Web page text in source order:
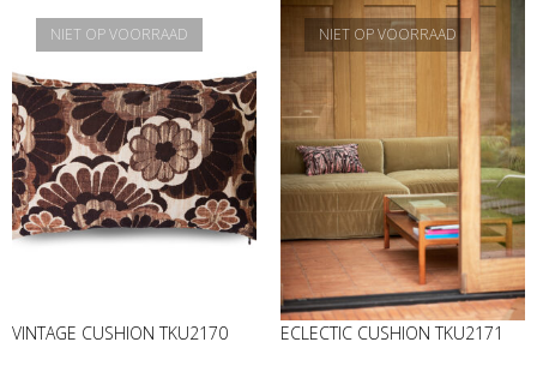
NIET OP VOORRAAD
VINTAGE CUSHION TKU2170
NIET OP VOORRAAD
ECLECTIC CUSHION TKU2171